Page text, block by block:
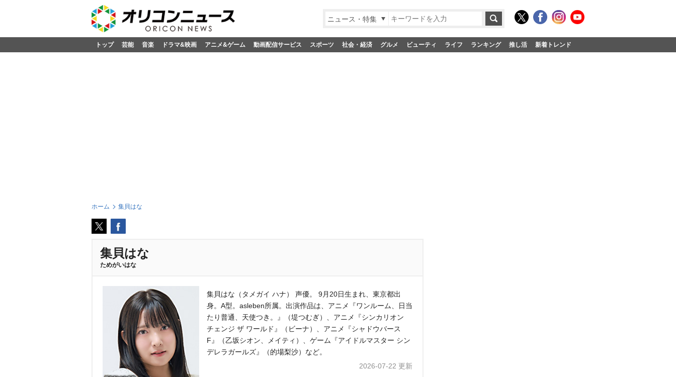
ニュース・特集
トップ 芸能 音楽 ドラマ&映画 アニメ&ゲーム 動画配信サービス スポーツ 社会・経済 グルメ ビューティ ライフ ランキング 推し活 新着トレンド
ホーム 集貝はな
集貝はな
ためがいはな
集貝はな（タメガイ ハナ） 声優。 9月20日生まれ、東京都出
身。A型。asleben所属。出演作品は、アニメ『ワンルーム、日当
たり普通、天使つき。』（堤つむぎ）、アニメ『シンカリオン
チェンジ ザ ワールド』（ビーナ）、アニメ『シャドウバース
F』（乙坂シオン、メイティ）、ゲーム『アイドルマスター シン
デレラガールズ』（的場梨沙）など。
2026-07-22 更新